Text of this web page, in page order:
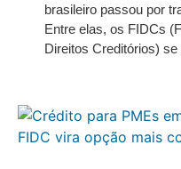
brasileiro passou por
Entre elas, os FIDCs
Direitos Creditórios)